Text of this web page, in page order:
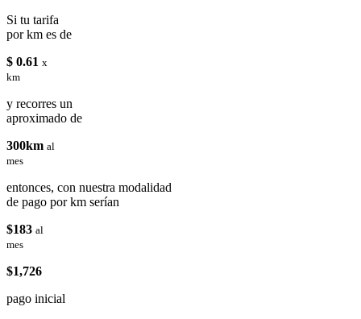
Si tu tarifa
por km es de
$ 0.61 x
km
y recorres un
aproximado de
300km al
mes
entonces, con nuestra modalidad
de pago por km serían
$183 al
mes
$1,726
pago inicial